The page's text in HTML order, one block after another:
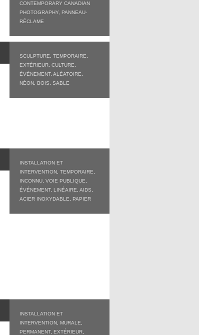
CONTEMPORARY CANADIAN
PHOTOGRAPHY
PANNEAU-
RÉCLAME
SCULPTURE TEMPORAIRE
EXTÉRIEUR CULTURE
ÉVÉNEMENT, ALÉATOIRE
NÉON
BOIS SABLE
INSTALLATION ET
INTERVENTION TEMPORAIRE
INCONNU VOIE PUBLIQUE
ÉVÉNEMENT, LINÉAIRE AIDS
ACIER INOXYDABLE
PAPIER
INSTALLATION ET
INTERVENTION
MURALE
PERMANENT, EXTÉRIEUR